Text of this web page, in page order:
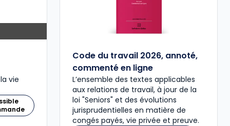
vie
Code du travail 2026, annoté,
commenté en ligne
L’ensemble des textes applicables
aux relations de travail, à jour de la
loi "Seniors" et des évolutions
jurisprudentielles en matière de
congés payés, vie privée et preuve.